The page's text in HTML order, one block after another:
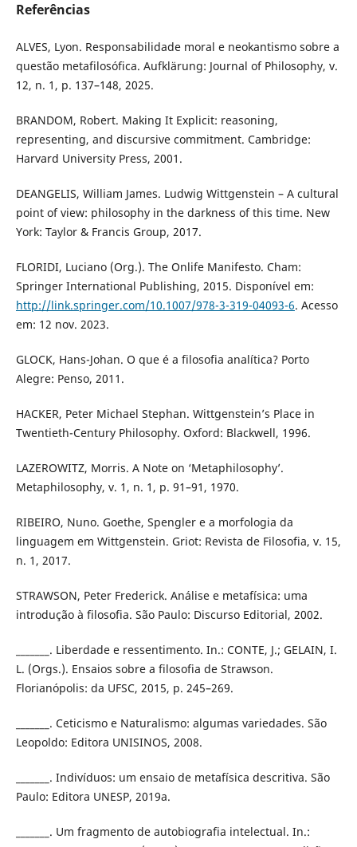
Referências
ALVES, Lyon. Responsabilidade moral e neokantismo sobre a
questão metafilosófica. Aufklärung: Journal of Philosophy, v.
12, n. 1, p. 137–148, 2025.
BRANDOM, Robert. Making It Explicit: reasoning,
representing, and discursive commitment. Cambridge:
Harvard University Press, 2001.
DEANGELIS, William James. Ludwig Wittgenstein – A cultural
point of view: philosophy in the darkness of this time. New
York: Taylor & Francis Group, 2017.
FLORIDI, Luciano (Org.). The Onlife Manifesto. Cham:
Springer International Publishing, 2015. Disponível em:
http://link.springer.com/10.1007/978-3-319-04093-6. Acesso
em: 12 nov. 2023.
GLOCK, Hans-Johan. O que é a filosofia analítica? Porto
Alegre: Penso, 2011.
HACKER, Peter Michael Stephan. Wittgenstein’s Place in
Twentieth-Century Philosophy. Oxford: Blackwell, 1996.
LAZEROWITZ, Morris. A Note on ‘Metaphilosophy’.
Metaphilosophy, v. 1, n. 1, p. 91–91, 1970.
RIBEIRO, Nuno. Goethe, Spengler e a morfologia da
linguagem em Wittgenstein. Griot: Revista de Filosofia, v. 15,
n. 1, 2017.
STRAWSON, Peter Frederick. Análise e metafísica: uma
introdução à filosofia. São Paulo: Discurso Editorial, 2002.
_______. Liberdade e ressentimento. In.: CONTE, J.; GELAIN, I.
L. (Orgs.). Ensaios sobre a filosofia de Strawson.
Florianópolis: da UFSC, 2015, p. 245–269.
_______. Ceticismo e Naturalismo: algumas variedades. São
Leopoldo: Editora UNISINOS, 2008.
_______. Indivíduos: um ensaio de metafísica descritiva. São
Paulo: Editora UNESP, 2019a.
_______. Um fragmento de autobiografia intelectual. In.: